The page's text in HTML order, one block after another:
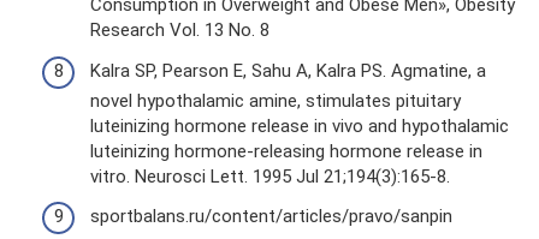
Consumption in Overweight and Obese Men», Obesity
Research Vol. 13 No. 8
Kalra SP, Pearson E, Sahu A, Kalra PS. Agmatine, a
novel hypothalamic amine, stimulates pituitary
luteinizing hormone release in vivo and hypothalamic
luteinizing hormone-releasing hormone release in
vitro. Neurosci Lett. 1995 Jul 21;194(3):165-8.
sportbalans.ru/content/articles/pravo/sanpin